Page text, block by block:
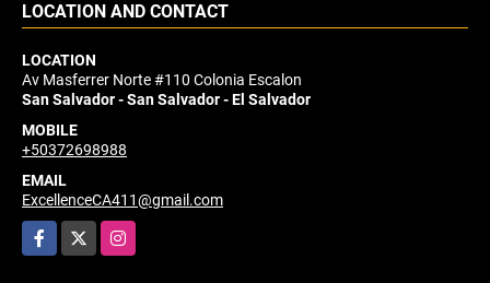
LOCATION AND CONTACT
LOCATION
Av Masferrer Norte #110 Colonia Escalon
San Salvador - San Salvador - El Salvador
MOBILE
+50372698988
EMAIL
ExcellenceCA411@gmail.com
Facebook
Instagram